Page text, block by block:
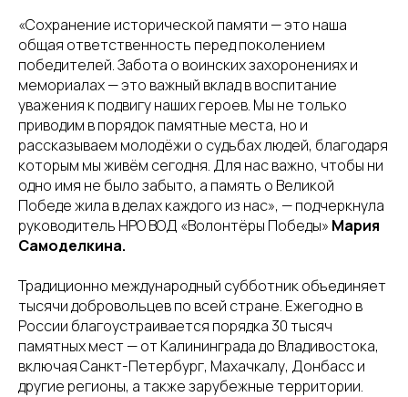
«Сохранение исторической памяти — это наша
общая ответственность перед поколением
победителей. Забота о воинских захоронениях и
мемориалах — это важный вклад в воспитание
уважения к подвигу наших героев. Мы не только
приводим в порядок памятные места, но и
рассказываем молодёжи о судьбах людей, благодаря
которым мы живём сегодня. Для нас важно, чтобы ни
одно имя не было забыто, а память о Великой
Победе жила в делах каждого из нас», — подчеркнула
руководитель НРО ВОД «Волонтёры Победы» Мария
Самоделкина.
Традиционно международный субботник объединяет
тысячи добровольцев по всей стране. Ежегодно в
России благоустраивается порядка 30 тысяч
памятных мест — от Калининграда до Владивостока,
включая Санкт-Петербург, Махачкалу, Донбасс и
другие регионы, а также зарубежные территории.